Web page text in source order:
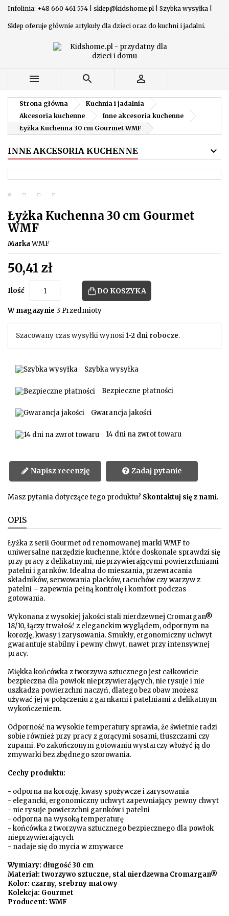
Infolinia: +48 660 461 554 | sklep@kidshome.pl | Szybka wysyłka |
Sklep oferuje głównie artykuły dla dzieci oraz do kuchni i jadalni.
  
Strona główna
Kuchnia i jadalnia
Akcesoria kuchenne
Inne akcesoria kuchenne
Łyżka Kuchenna 30 cm Gourmet WMF
INNE AKCESORIA KUCHENNE
Łyżka Kuchenna 30 cm Gourmet
WMF
MarkaWMF
50,41 zł
Ilość DO KOSZYKA
W magazynie 3 Przedmioty
Szacowany czas wysyłki wynosi1-2 dni robocze.
Szybka wysyłka
Bezpieczne płatności
Gwarancja jakości
14 dni na zwrot towaru
Napisz recenzję Zadaj pytanie
Masz pytania dotyczące tego produktu? Skontaktuj się z nami.
OPIS
Łyżka z serii Gourmet od renomowanej marki WMF to
uniwersalne narzędzie kuchenne, które doskonale sprawdzi się
przy pracy z delikatnymi, nieprzywierającymi powierzchniami
patelni i garnków. Idealna do mieszania, przewracania
składników, serwowania placków, racuchów czy warzyw z
patelni – zapewnia pełną kontrolę i komfort podczas
gotowania.
Wykonana z wysokiej jakości stali nierdzewnej Cromargan®
18/10, łączy trwałość z eleganckim wyglądem, odpornym na
korozję, kwasy i zarysowania. Smukły, ergonomiczny uchwyt
gwarantuje stabilny i pewny chwyt, nawet przy intensywnej
pracy.
Miękka końcówka z tworzywa sztucznego jest całkowicie
bezpieczna dla powłok nieprzywierających, nie rysuje i nie
uszkadza powierzchni naczyń, dlatego bez obaw możesz
używać jej w połączeniu z garnkami i patelniami z delikatnym
wykończeniem.
Odporność na wysokie temperatury sprawia, że świetnie radzi
sobie również przy pracy z gorącymi sosami, tłuszczami czy
zupami. Po zakończonym gotowaniu wystarczy włożyć ją do
zmywarki bez zbędnego szorowania.
Cechy produktu:
- odporna na korozję, kwasy spożywcze i zarysowania
- elegancki, ergonomiczny uchwyt zapewniający pewny chwyt
- nie rysuje powierzchni garnków i patelni
- odporna na wysoką temperaturę
- końcówka z tworzywa sztucznego bezpiecznego dla powłok
nieprzywierających
- nadaje się do mycia w zmywarce
Wymiary: długość 30 cm
Materiał: tworzywo sztuczne, stal nierdzewna Cromargan®
Kolor: czarny, srebrny matowy
Kolekcja: Gourmet
Producent: WMF